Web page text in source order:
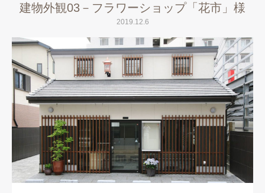
建物外観03－フラワーショップ「花市」様
2019.12.6